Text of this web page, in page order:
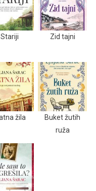
Stariji Zid tajni
žila
Buket žutih
ruža